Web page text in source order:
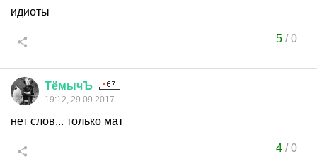
идиоты
5/0
ТёмычЪ
19:12, 29.09.2017
нет слов... только мат
4/0